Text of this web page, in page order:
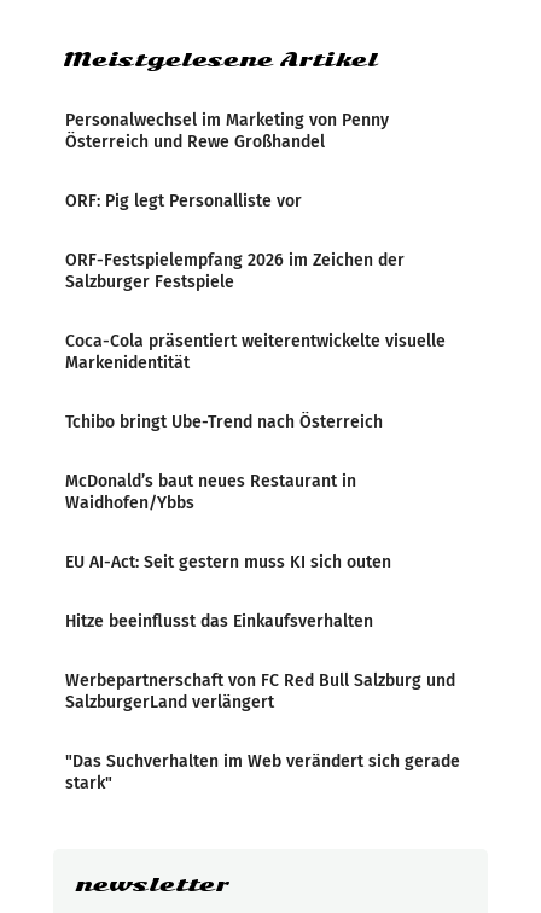
Meistgelesene Artikel
Personalwechsel im Marketing von Penny
Österreich und Rewe Großhandel
ORF: Pig legt Personalliste vor
ORF-Festspielempfang 2026 im Zeichen der
Salzburger Festspiele
Coca-Cola präsentiert weiterentwickelte visuelle
Markenidentität
Tchibo bringt Ube-Trend nach Österreich
McDonald’s baut neues Restaurant in
Waidhofen/Ybbs
EU AI-Act: Seit gestern muss KI sich outen
Hitze beeinflusst das Einkaufsverhalten
Werbepartnerschaft von FC Red Bull Salzburg und
SalzburgerLand verlängert
"Das Suchverhalten im Web verändert sich gerade
stark"
newsletter